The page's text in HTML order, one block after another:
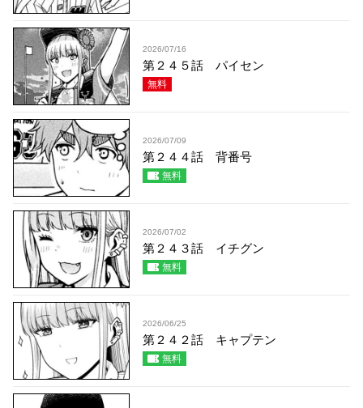
2026/07/16
第２４５話 パイセン
無料
2026/07/09
第２４４話 背番号
無料
2026/07/02
第２４３話 イチグン
無料
2026/06/25
第２４２話 キャプテン
無料